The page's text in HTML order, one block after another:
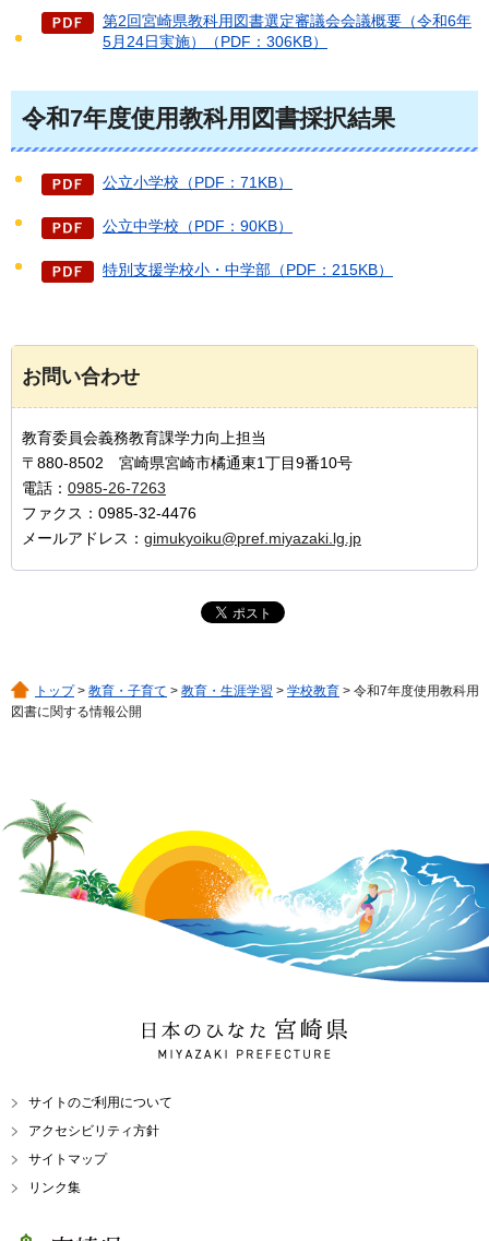
第2回宮崎県教科用図書選定審議会会議概要（令和6年
5月24日実施）（PDF：306KB）
令和7年度使用教科用図書採択結果
公立小学校（PDF：71KB）
公立中学校（PDF：90KB）
特別支援学校小・中学部（PDF：215KB）
お問い合わせ
教育委員会義務教育課学力向上担当
〒880-8502 宮崎県宮崎市橘通東1丁目9番10号
電話： 0985-26-7263
ファクス：0985-32-4476
メールアドレス： gimukyoiku@pref.miyazaki.lg.jp
トップ> 教育・子育て > 教育・生涯学習 > 学校教育 > 令和7年度使用教科用
図書に関する情報公開
日本のひなた 宮崎県
MIYAZAKI PREFECTURE
サイトのご利用について
アクセシビリティ方針
サイトマップ
リンク集